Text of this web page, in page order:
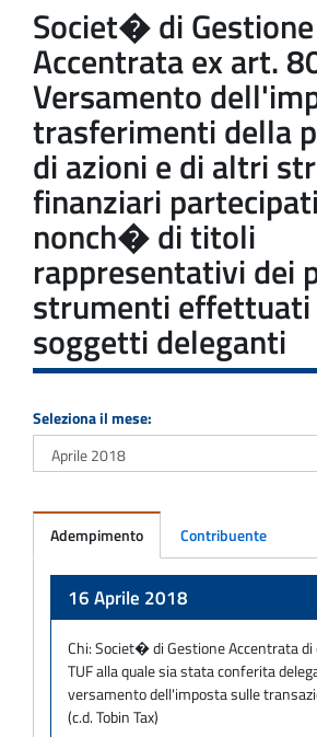
Societ� di Gestione
Accentrata ex art.
Versamento
trasferimenti della
di azioni e di altri
finanziari
nonch� di titoli
rappresentativi dei
strumenti effettuati
soggetti deleganti
Seleziona il mese:
Adempimento Contribuente
16 Aprile 2018
Chi:Societ� di Gestione Accentrata di
TUF alla quale sia stata conferita
versamento dell'imposta sulle
(c.d. Tobin Tax)